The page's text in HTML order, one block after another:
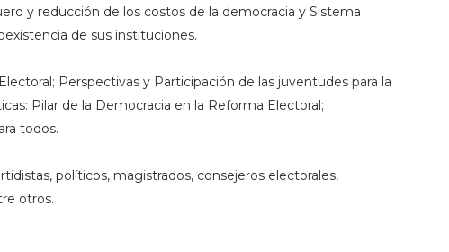
y reducción de los costos de la democracia y Sistema
de sus instituciones.
Perspectivas y Participación de las juventudes para la
Pilar de la Democracia en la Reforma Electoral;
todos.
políticos, magistrados, consejeros electorales,
otros.